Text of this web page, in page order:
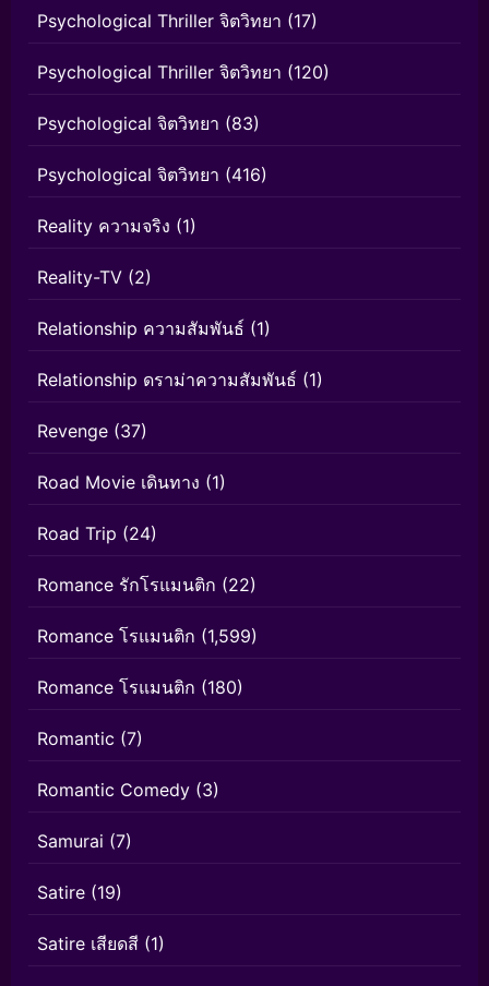
Psychological Thriller จิตวิทยา (17)
Psychological Thriller จิตวิทยา (120)
Psychological จิตวิทยา (83)
Psychological จิตวิทยา (416)
Reality ความจริง (1)
Reality-TV (2)
Relationship ความสัมพันธ์ (1)
Relationship ดราม่าความสัมพันธ์ (1)
Revenge (37)
Road Movie เดินทาง (1)
Road Trip (24)
Romance รักโรแมนติก (22)
Romance โรแมนติก (1,599)
Romance โรแมนติก (180)
Romantic (7)
Romantic Comedy (3)
Samurai (7)
Satire (19)
Satire เสียดสี (1)